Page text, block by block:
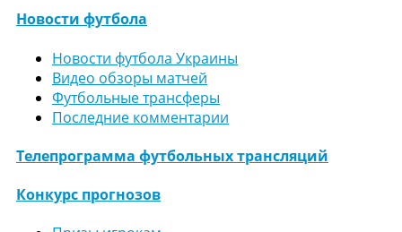
Новости футбола
Новости футбола Украины
Видео обзоры матчей
Футбольные трансферы
Последние комментарии
Телепрограмма футбольных трансляций
Конкурс прогнозов